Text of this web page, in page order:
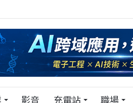
區，與學弟妹交流最硬核的技術
影音 充電站 職場